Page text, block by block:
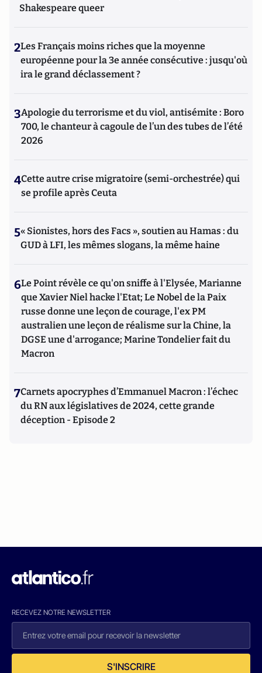
Shakespeare queer
2Les Français moins riches que la moyenne
européenne pour la 3e année consécutive : jusqu'où
ira le grand déclassement ?
3Apologie du terrorisme et du viol, antisémite : Boro
700, le chanteur à cagoule de l’un des tubes de l’été
2026
4Cette autre crise migratoire (semi-orchestrée) qui
se profile après Ceuta
5« Sionistes, hors des Facs », soutien au Hamas : du
GUD à LFI, les mêmes slogans, la même haine
6Le Point révèle ce qu'on sniffe à l'Elysée, Marianne
que Xavier Niel hacke l'Etat; Le Nobel de la Paix
russe donne une leçon de courage, l'ex PM
australien une leçon de réalisme sur la Chine, la
DGSE une d'arrogance; Marine Tondelier fait du
Macron
7Carnets apocryphes d’Emmanuel Macron : l’échec
du RN aux législatives de 2024, cette grande
déception - Episode 2
RECEVEZ NOTRE NEWSLETTER
S'INSCRIRE